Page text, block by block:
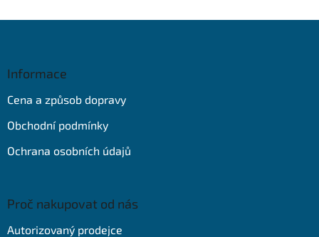
Informace
Cena a způsob dopravy
Obchodní podmínky
Ochrana osobních údajů
Proč nakupovat od nás
Autorizovaný prodejce